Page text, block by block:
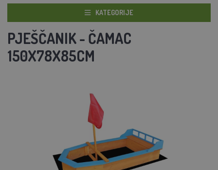
KATEGORIJE
PJEŠČANIK - ČAMAC
150X78X85CM